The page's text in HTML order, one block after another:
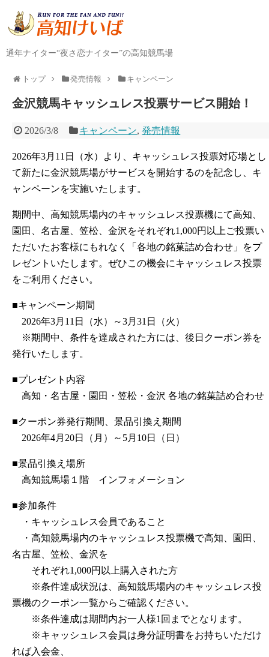
通年ナイター“夜さ恋ナイター”の高知競馬場
トップ 発売情報 キャンペーン
金沢競馬キャッシュレス投票サービス開始！
2026/3/8 キャンペーン,発売情報
2026年3月11日（水）より、キャッシュレス投票対応場とし
て新たに金沢競馬場がサービスを開始するのを記念し、キ
ャンペーンを実施いたします。
期間中、高知競馬場内のキャッシュレス投票機にて高知、
園田、名古屋、笠松、金沢をそれぞれ1,000円以上ご投票い
ただいたお客様にもれなく「各地の銘菓詰め合わせ」をプ
レゼントいたします。ぜひこの機会にキャッシュレス投票
をご利用ください。
■キャンペーン期間
2026年3月11日（水）～3月31日（火）
※期間中、条件を達成された方には、後日クーポン券を
発行いたします。
■プレゼント内容
高知・名古屋・園田・笠松・金沢 各地の銘菓詰め合わせ
■クーポン券発行期間、景品引換え期間
2026年4月20日（月）～5月10日（日）
■景品引換え場所
高知競馬場１階 インフォメーション
■参加条件
・キャッシュレス会員であること
・高知競馬場内のキャッシュレス投票機で高知、園田、
名古屋、笠松、金沢を
それぞれ1,000円以上購入された方
※条件達成状況は、高知競馬場内のキャッシュレス投
票機のクーポン一覧からご確認ください。
※条件達成は期間内お一人様1回までとなります。
※キャッシュレス会員は身分証明書をお持ちいただけ
れば入会金、